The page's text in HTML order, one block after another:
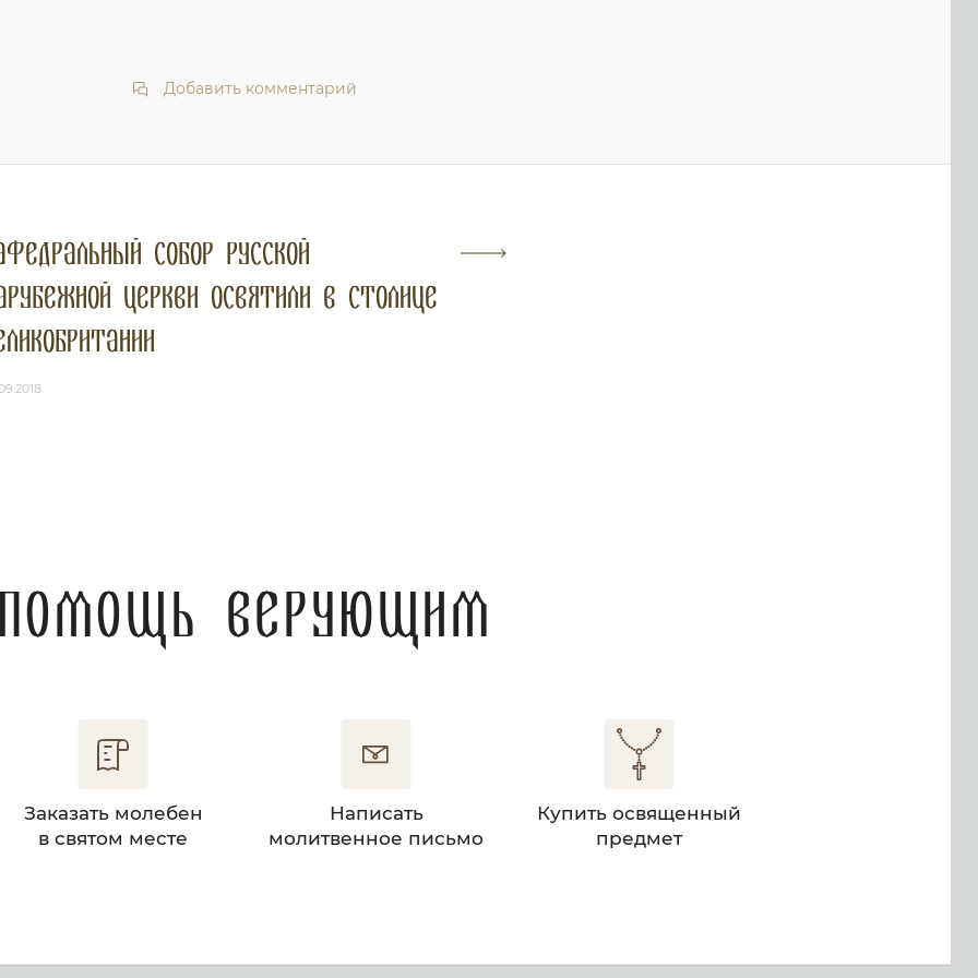
Добавить комментарий
собор Русской
церкви освятили в столице
Помощь верующим
Заказать молебен
в святом месте
Написать
молитвенное письмо
Купить освященный
предмет